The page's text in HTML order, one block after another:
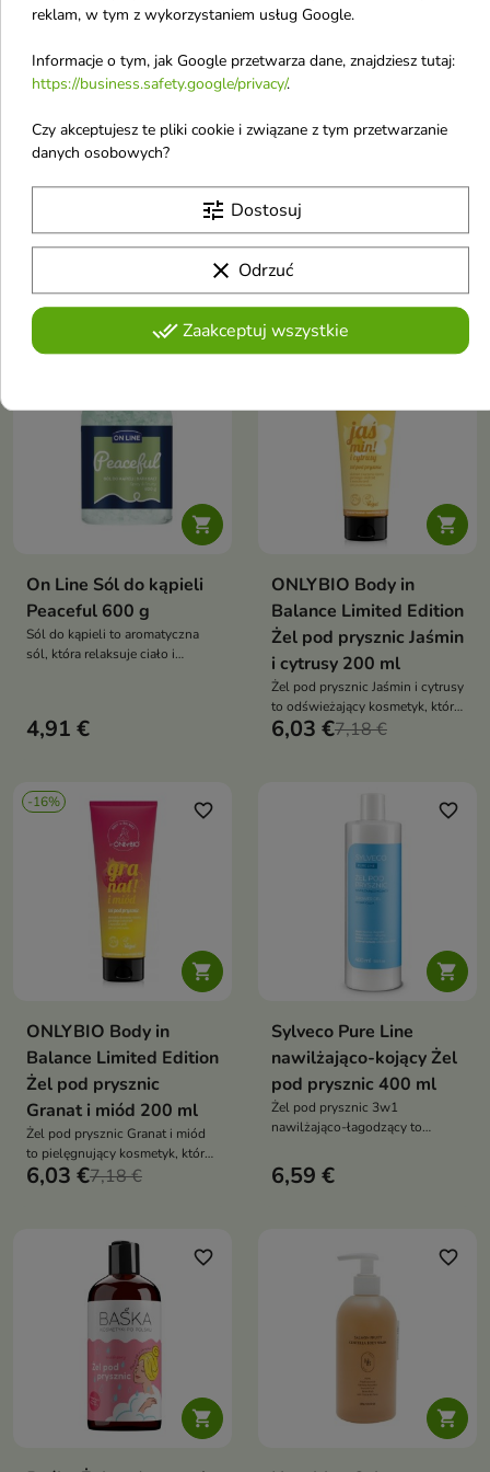
YOPE naturalny Żel
pod prysznic Jaśmin i
Naturalny żel pod prysznic
nawilżający żel, który oczyszcza
skórę, koi ją i pozostawia miękką
oraz otuloną eleganckim,
kwiatowo-orientalnym
zapachem
kąpieli Rozmaryn &
Mięta 1000 g
Wegańska sól do kąpieli
Rozmaryn & Mięta marokańska
to naturalna sól, która relaksuje
ciało, odświeża zmysły i wspiera
odprężenia oraz uczucie
świeżośc
6,78 €

On Line Sól do kąpieli
Peaceful 600 g
Sól do kąpieli to aromatyczna
sól, która relaksuje ciało i
stworzenia domowego rytuału
4,91 €
-16%

ONLYBIO Body in
Balance Limited Edition
Żel pod prysznic Jaśmin
i cytrusy 200 ml
Żel pod prysznic Jaśmin i cytrusy
to odświeżający kosmetyk, który
delikatnie oczyszcza, nawilża i
6,03 €7,18 €
-16%

favorite_border
ONLYBIO Body in
Balance Limited Edition
Żel pod prysznic
Granat i miód 200 ml
Żel pod prysznic Granat i miód
to pielęgnujący kosmetyk, który
delikatnie oczyszcza, nawilża i
6,03 €7,18 €

favorite_border
Sylveco Pure Line
nawilżająco-kojący Żel
pod prysznic 400 ml
Żel pod prysznic 3w1
nawilżająco-łagodzący to
przeznaczony do mycia ciała,
twarzy i włosów. Delikatna
włosy, jednocześnie dbając o ich
6,59 €

favorite_border

favorite_border
reklam, w tym z wykorzystaniem usług Google.
Informacje o tym, jak Google przetwarza dane, znajdziesz tutaj:
https://business.safety.google/privacy/.
Czy akceptujesz te pliki cookie i związane z tym przetwarzanie
danych osobowych?
tune Dostosuj
clear Odrzuć
done_allZaakceptuj wszystkie